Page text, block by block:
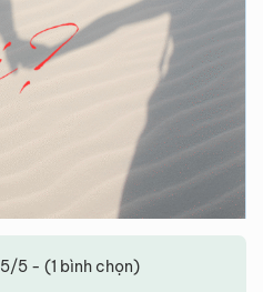
5/5 - (1 bình chọn)